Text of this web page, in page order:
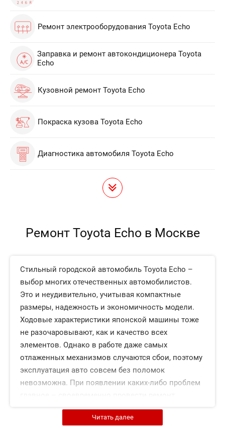
Ремонт электрооборудования Toyota Echo
Заправка и ремонт автокондиционера Toyota
Echo
Кузовной ремонт Toyota Echo
Покраска кузова Toyota Echo
Диагностика автомобиля Toyota Echo
Ремонт Toyota Echo в Москве
Стильный городской автомобиль Toyota Echo –
выбор многих отечественных автомобилистов.
Это и неудивительно, учитывая компактные
размеры, надежность и экономичность модели.
Ходовые характеристики японской машины тоже
не разочаровывают, как и качество всех
элементов. Однако в работе даже самых
отлаженных механизмов случаются сбои, поэтому
эксплуатация авто совсем без поломок
невозможна. При появлении каких-либо проблем
автомобиля Toyota Echo, с которым в Москве
справятся не на всех СТО.Читать далее